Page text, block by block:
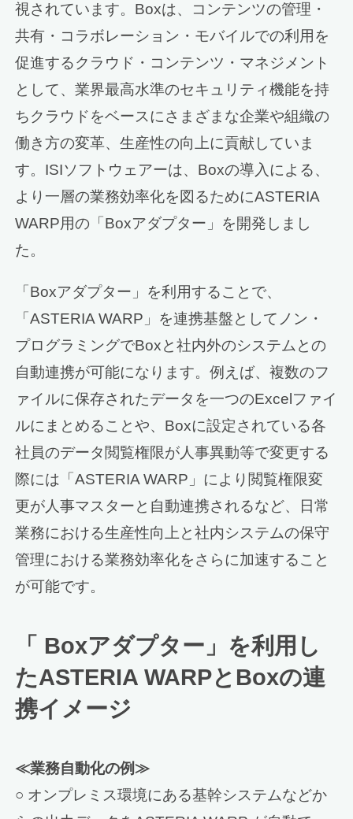
視されています。Boxは、コンテンツの管理・
共有・コラボレーション・モバイルでの利用を
促進するクラウド・コンテンツ・マネジメント
として、業界最高水準のセキュリティ機能を持
ちクラウドをベースにさまざまな企業や組織の
働き方の変革、生産性の向上に貢献していま
す。ISIソフトウェアーは、Boxの導入による、
より一層の業務効率化を図るためにASTERIA
WARP用の「Boxアダプター」を開発しまし
た。
「Boxアダプター」を利用することで、
「ASTERIA WARP」を連携基盤としてノン・
プログラミングでBoxと社内外のシステムとの
自動連携が可能になります。例えば、複数のフ
ァイルに保存されたデータを一つのExcelファイ
ルにまとめることや、Boxに設定されている各
社員のデータ閲覧権限が人事異動等で変更する
際には「ASTERIA WARP」により閲覧権限変
更が人事マスターと自動連携されるなど、日常
業務における生産性向上と社内システムの保守
管理における業務効率化をさらに加速すること
が可能です。
「 Boxアダプター」を利用し
たASTERIA WARPとBoxの連
携イメージ
≪業務自動化の例≫
○ オンプレミス環境にある基幹システムなどか